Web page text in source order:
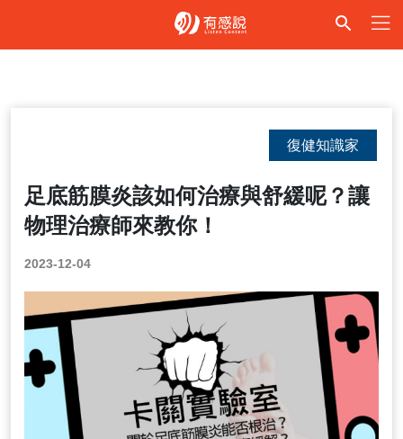
足底筋膜炎該如何治療與舒緩呢？讓
物理治療師來教你！
復健知識家
2023-12-04